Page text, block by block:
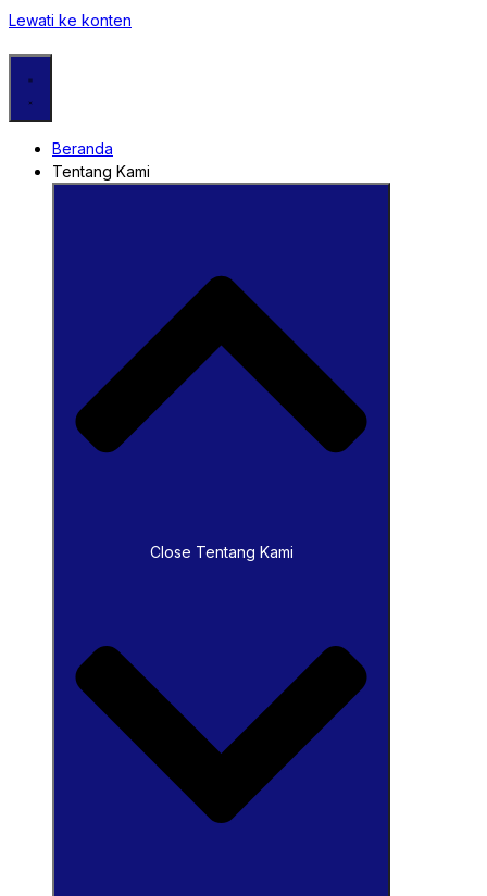
Lewati ke konten
Beranda
Tentang Kami
Close Tentang Kami